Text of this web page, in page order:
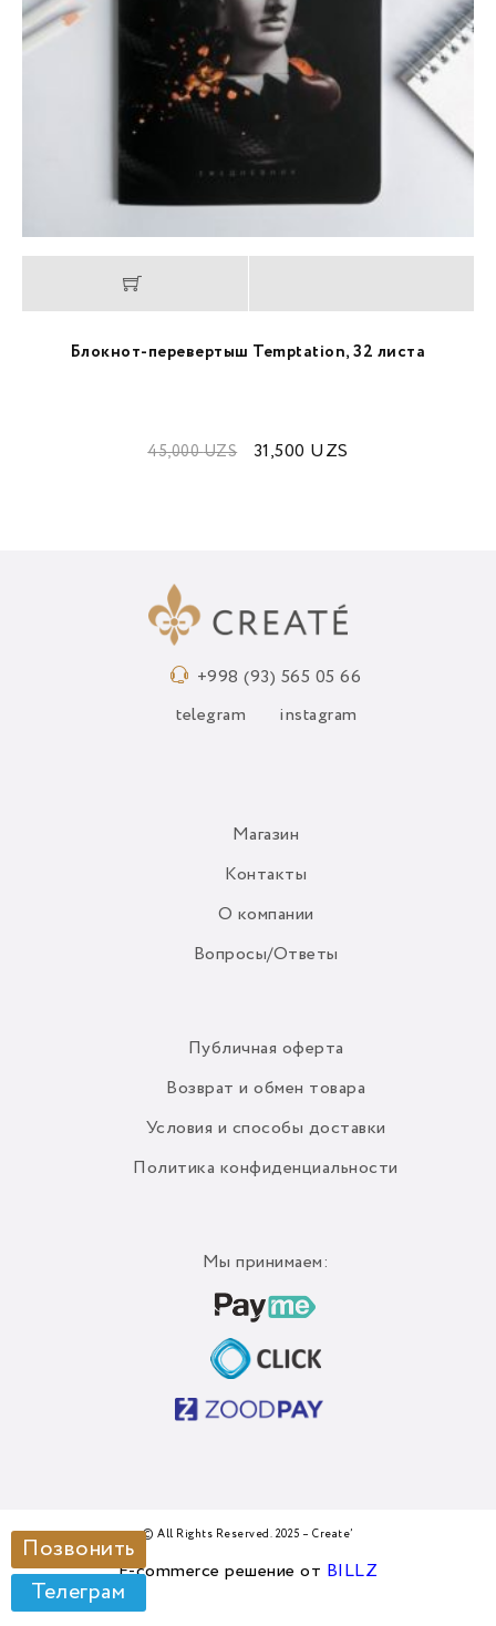
Блокнот-перевертыш Temptation, 32 листа
45,000UZS 31,500 UZS
+998 (93) 565 05 66
telegram instagram
Магазин
Контакты
О компании
Вопросы/Ответы
Публичная оферта
Возврат и обмен товара
Условия и способы доставки
Политика конфиденциальности
Мы принимаем:
© All Rights Reserved. 2025 – Create’
E-commerce решение от BILLZ
Позвонить
Телеграм